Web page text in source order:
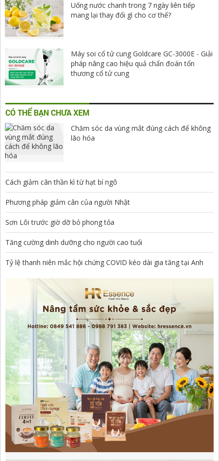
Uống nước chanh trong 7 ngày liên tiếp
mang lại thay đổi gì cho cơ thể?
Máy soi cổ tử cung Goldcare GC-3000E - Giải
pháp nâng cao hiệu quả chẩn đoán tổn
thương cổ tử cung
CÓ THỂ BẠN CHƯA XEM
Chăm sóc da vùng mắt đúng cách để không
lão hóa
Cách giảm cân thần kì từ hạt bí ngô
Phương pháp giảm cân của người Nhật
Sơn Lôi trước giờ dỡ bỏ phong tỏa
Tăng cường dinh dưỡng cho người cao tuổi
Tỷ lệ thanh niên mắc hội chứng COVID kéo dài gia tăng tại Anh